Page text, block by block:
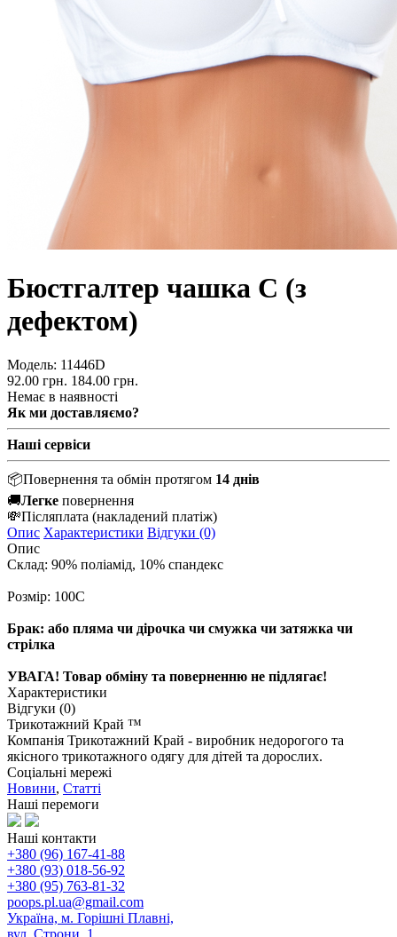
Бюстгалтер чашка С (з
дефектом)
Модель: 11446D
92.00 грн. 184.00 грн.
Немає в наявності
Як ми доставляємо?
Наші сервіси
📦Повернення та обмін протягом 14 днів
🚚Легке повернення
💸Післяплата (накладений платіж)
Опис Характеристики Відгуки (0)
Опис
Склад: 90% поліамід, 10% спандекс
Розмір: 100С
Брак: або пляма чи дірочка чи смужка чи затяжка чи
стрілка
УВАГА! Товар обміну та поверненню не підлягає!
Характеристики
Відгуки (0)
Трикотажний Край ™
Компанія Трикотажний Край - виробник недорогого та
якісного трикотажного одягу для дітей та дорослих.
Соціальні мережі
Новини, Статті
Наші перемоги
Наші контакти
+380 (96) 167-41-88
+380 (93) 018-56-92
+380 (95) 763-81-32
poops.pl.ua@gmail.com
Україна, м. Горішні Плавні,
вул. Строни, 1